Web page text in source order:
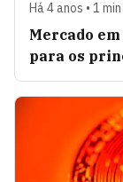
Há 4 anos • 1
Mercado
para os